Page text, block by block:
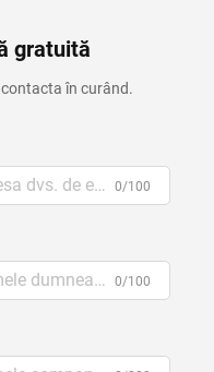
gratuită
în curând.
0/100
0/100